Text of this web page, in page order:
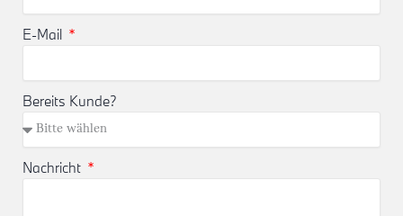
E-Mail
Bereits Kunde?
Nachricht